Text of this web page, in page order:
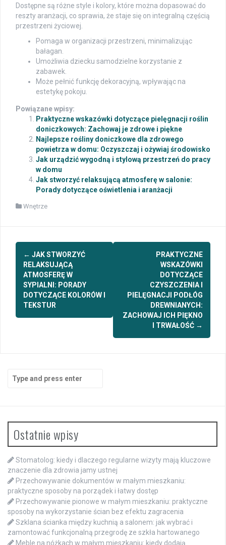
Dostępne są różne style i kolory, które można dopasować do
reszty aranżacji, co sprawia, że staje się on integralną częścią
przestrzeni życiowej.
Pomaga w organizacji przestrzeni, minimalizując
bałagan.
Umożliwia dziecku samodzielne korzystanie z
zabawek.
Może pełnić funkcję dekoracyjną, wpływając na
estetykę pokoju.
Powiązane wpisy:
Praktyczne wskazówki dotyczące pielęgnacji roślin
doniczkowych: Zachowaj je zdrowe i piękne
Najlepsze rośliny doniczkowe dla zdrowego
powietrza w domu: Oczyszczaj i ożywiaj środowisko
Jak urządzić wygodną i stylową przestrzeń do pracy
w domu
Jak stworzyć relaksującą atmosferę w salonie:
Porady dotyczące oświetlenia i aranżacji
Wnętrze
Post
navigation
← JAK STWORZYĆ
RELAKSUJĄCĄ
ATMOSFERĘ W
SYPIALNI: PORADY
DOTYCZĄCE KOLORÓW I
TEKSTUR
PRAKTYCZNE
WSKAZÓWKI
DOTYCZĄCE
CZYSZCZENIA I
PIELĘGNACJI PODŁÓG
DREWNIANYCH:
ZACHOWAJ ICH PIĘKNO
I TRWAŁOŚĆ →
for:
Ostatnie wpisy
Stomatolog: kiedy i dlaczego regularne wizyty mają kluczowe
znaczenie dla zdrowia jamy ustnej
Przechowywanie dokumentów w małym mieszkaniu:
praktyczne sposoby na porządek i łatwy dostęp
Przechowywanie pionowe w małym mieszkaniu: praktyczne
sposoby na wykorzystanie ścian bez efektu zagracenia
Szklana ścianka między kuchnią a salonem: jak wybrać i
zamontować funkcjonalną przegrodę ze szkła hartowanego
Meble na nóżkach w małym mieszkaniu: kiedy dodają